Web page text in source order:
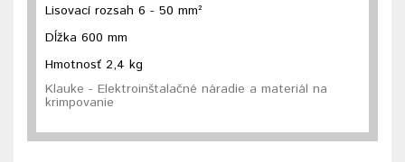
Lisovací rozsah 6 - 50 mm²
Dĺžka 600 mm
Hmotnosť 2,4 kg
Klauke - Elektroinštalačné náradie a materiál na
krimpovanie